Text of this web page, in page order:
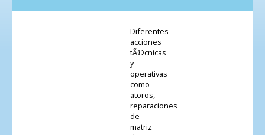
Diferentes
acciones
tÃ©cnicas
y
operativas
como
atoros,
reparaciones
de
matriz